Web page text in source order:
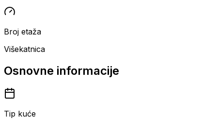
Broj etaža
Višekatnica
Osnovne informacije
Tip kuće